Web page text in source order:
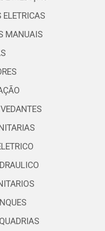
ELETRICAS
MANUAIS